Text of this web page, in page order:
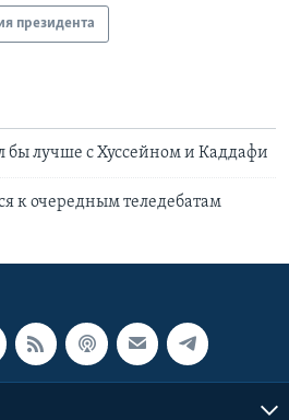
президента
бы лучше с Хуссейном и Каддафи
к очередным теледебатам